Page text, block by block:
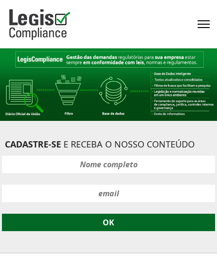
CADASTRE-SE E RECEBA O NOSSO CONTEÚDO